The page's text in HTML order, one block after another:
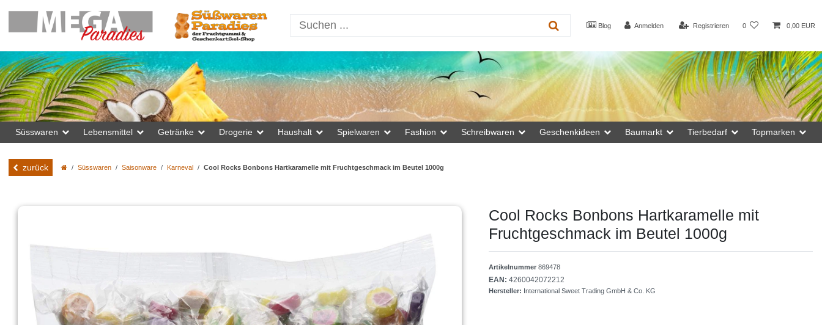
Blog Anmelden Registrieren 0 0,00 EUR
Süsswaren Lebensmittel Getränke Drogerie Haushalt Spielwaren Fashion Schreibwaren Geschenkideen Baumarkt Tierbedarf Topmarken
zurück Süsswaren Saisonware Karneval Cool Rocks Bonbons Hartkaramelle mit Fruchtgeschmack im Beutel 1000g
Cool Rocks Bonbons Hartkaramelle mit
Fruchtgeschmack im Beutel 1000g
Artikelnummer 869478
EAN: 4260042072212
Hersteller: International Sweet Trading GmbH & Co. KG